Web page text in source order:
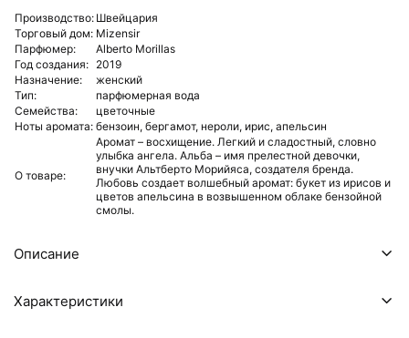
Производство: Швейцария
Торговый дом: Mizensir
Парфюмер:
Alberto Morillas
Год создания: 2019
Назначение:
женский
Тип:
парфюмерная вода
Семейства:
цветочные
Ноты аромата: бензоин, бергамот, нероли, ирис, апельсин
О товаре:
Аромат – восхищение. Легкий и сладостный, словно
улыбка ангела. Альба – имя прелестной девочки,
внучки Альтберто Морийяса, создателя бренда.
Любовь создает волшебный аромат: букет из ирисов и
цветов апельсина в возвышенном облаке бензойной
смолы.
Описание
Характеристики